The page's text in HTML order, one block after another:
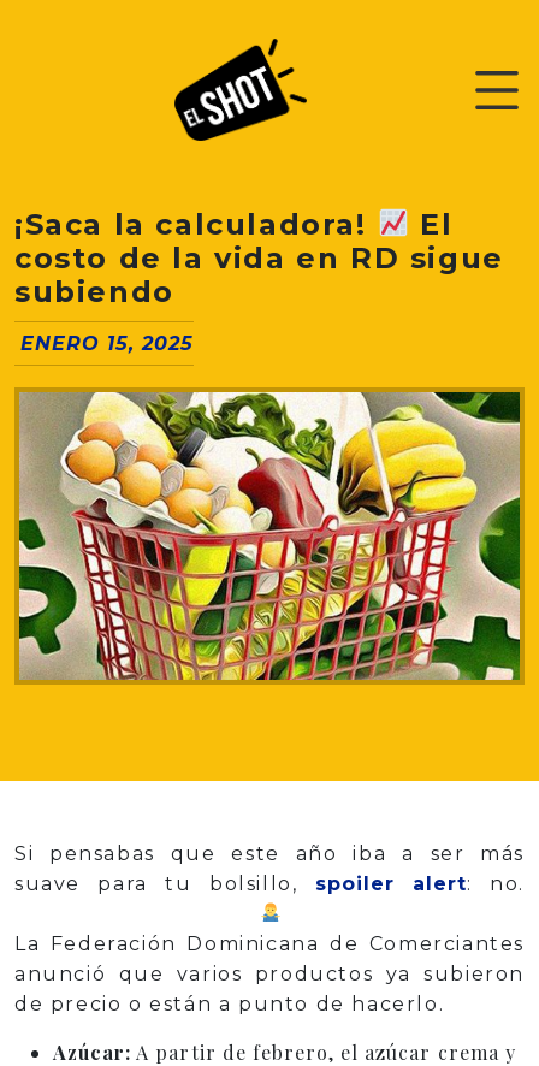
¡Saca la calculadora!
El
costo de la vida en RD sigue
subiendo
ENERO 15, 2025
Si pensabas que este año iba a ser más
suave para tu bolsillo, spoiler alert: no.
La Federación Dominicana de Comerciantes
anunció que varios productos ya subieron
de precio o están a punto de hacerlo.
Azúcar: A partir de febrero, el azúcar crema y